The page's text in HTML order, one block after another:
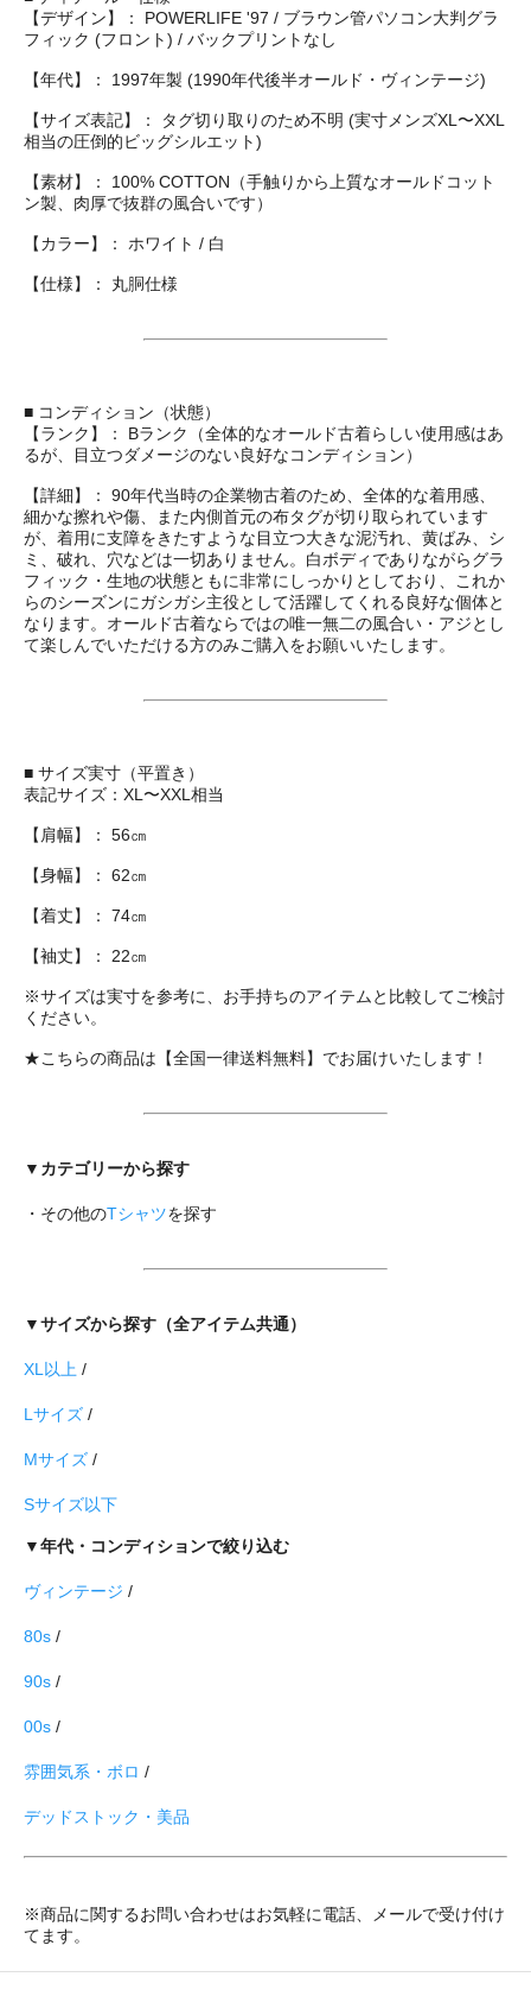
【デザイン】： POWERLIFE '97 / ブラウン管パソコン大判グラ
フィック (フロント) / バックプリントなし
【年代】： 1997年製 (1990年代後半オールド・ヴィンテージ)
【サイズ表記】： タグ切り取りのため不明 (実寸メンズXL〜XXL
相当の圧倒的ビッグシルエット)
【素材】： 100% COTTON（手触りから上質なオールドコット
ン製、肉厚で抜群の風合いです）
【カラー】： ホワイト / 白
【仕様】： 丸胴仕様
■ コンディション（状態）
【ランク】： Bランク（全体的なオールド古着らしい使用感はあ
るが、目立つダメージのない良好なコンディション）
【詳細】： 90年代当時の企業物古着のため、全体的な着用感、
細かな擦れや傷、また内側首元の布タグが切り取られています
が、着用に支障をきたすような目立つ大きな泥汚れ、黄ばみ、シ
ミ、破れ、穴などは一切ありません。白ボディでありながらグラ
フィック・生地の状態ともに非常にしっかりとしており、これか
らのシーズンにガシガシ主役として活躍してくれる良好な個体と
なります。オールド古着ならではの唯一無二の風合い・アジとし
て楽しんでいただける方のみご購入をお願いいたします。
■ サイズ実寸（平置き）
表記サイズ：XL〜XXL相当
【肩幅】： 56㎝
【身幅】： 62㎝
【着丈】： 74㎝
【袖丈】： 22㎝
※サイズは実寸を参考に、お手持ちのアイテムと比較してご検討
ください。
★こちらの商品は【全国一律送料無料】でお届けいたします！
▼カテゴリーから探す
・その他のTシャツを探す
▼サイズから探す（全アイテム共通）
XL以上 /
Lサイズ /
Mサイズ /
Sサイズ以下
▼年代・コンディションで絞り込む
ヴィンテージ /
80s /
90s /
00s /
雰囲気系・ボロ /
デッドストック・美品
※商品に関するお問い合わせはお気軽に電話、メールで受け付け
てます。